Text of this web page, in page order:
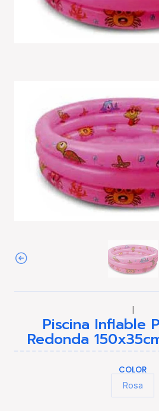
|
Piscina Inflable
Redonda
COLOR
Rosa